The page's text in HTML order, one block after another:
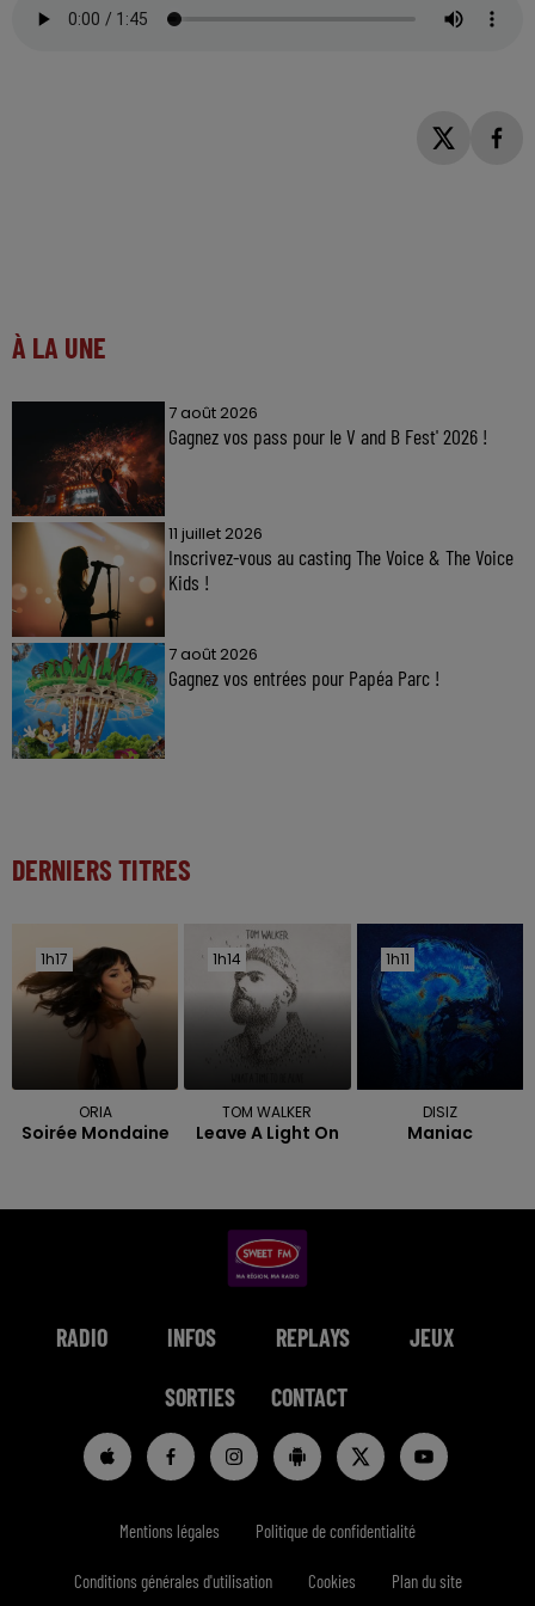
À LA UNE
7 août 2026
Gagnez vos pass pour le V and B Fest' 2026 !
11 juillet 2026
Inscrivez-vous au casting The Voice & The Voice
Kids !
7 août 2026
Gagnez vos entrées pour Papéa Parc !
DERNIERS TITRES
1h17
1h17
ORIA
Soirée Mondaine
1h14
1h14
TOM WALKER
Leave A Light On
1h11
1h11
DISIZ
Maniac
RADIO INFOS REPLAYS JEUX
SORTIES CONTACT
Mentions légales Politique de confidentialité
Conditions générales d'utilisation Cookies Plan du site